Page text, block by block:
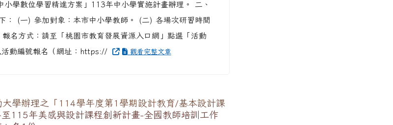
學數位學習精進方案」113年中小學實施計畫辦理。 二、
： (一) 參加對象：本市中小學教師。 (二) 各場次研習時間
名方式：請至「桃園市教育發展資源入口網」點選「活動
動編號報名（網址：https://
觀看完整文章
學辦理之「114學年度第1學期設計教育/基本設計課
115年美感與設計課程創新計畫-全國教師培訓工作